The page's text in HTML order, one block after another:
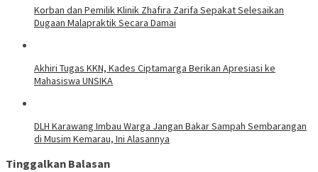
Korban dan Pemilik Klinik Zhafira Zarifa Sepakat Selesaikan
Dugaan Malapraktik Secara Damai
Akhiri Tugas KKN, Kades Ciptamarga Berikan Apresiasi ke
Mahasiswa UNSIKA
DLH Karawang Imbau Warga Jangan Bakar Sampah Sembarangan
di Musim Kemarau, Ini Alasannya
Tinggalkan Balasan